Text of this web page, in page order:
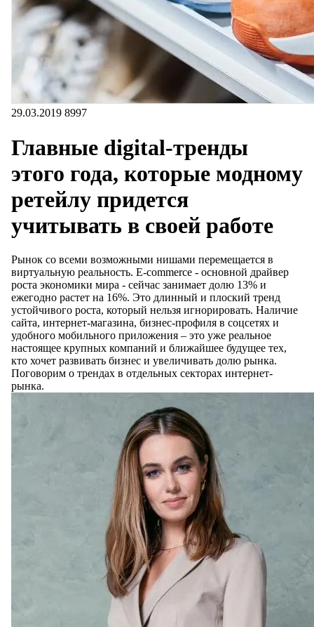
29.03.2019 8997
Главные digital-тренды
этого года, которые модному
ретейлу придется
учитывать в своей работе
Рынок со всеми возможными нишами перемещается в
виртуальную реальность. E-commerce - основной драйвер
роста экономики мира - сейчас занимает долю 13% и
ежегодно растет на 16%. Это длинный и плоский тренд
устойчивого роста, который нельзя игнорировать. Наличие
сайта, интернет-магазина, бизнес-профиля в соцсетях и
удобного мобильного приложения – это уже реальное
настоящее крупных компаний и ближайшее будущее тех,
кто хочет развивать бизнес и увеличивать долю рынка.
Поговорим о трендах в отдельных секторах интернет-
рынка.